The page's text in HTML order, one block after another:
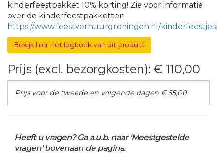
kinderfeestpakket 10% korting! Zie voor informatie
over de kinderfeestpakketten
https://www.feestverhuurgroningen.nl/
Bekijk hier het logboek van dit product
Prijs (excl. bezorgkosten): € 110,00
Prijs voor de tweede en volgende dagen € 55,00
Heeft u vragen? Ga a.u.b. naar 'Meestgestelde
vragen' bovenaan de pagina.